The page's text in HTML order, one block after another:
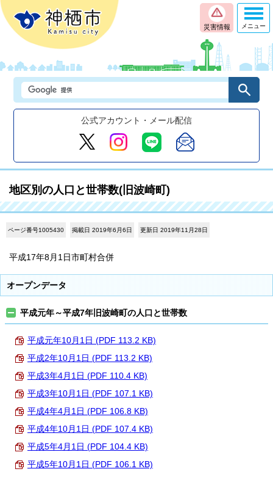
災害情報
公式アカウント・メール配信
メニュー
地区別の人口と世帯数(旧波崎町)
ページ番号1005430 掲載日 2019年6月6日 更新日 2019年11月28日
平成17年8月1日市町村合併
オープンデータ
平成元年～平成7年旧波崎町の人口と世帯数
平成元年10月1日 (PDF 113.2 KB)
平成2年10月1日 (PDF 113.2 KB)
平成3年4月1日 (PDF 110.4 KB)
平成3年10月1日 (PDF 107.1 KB)
平成4年4月1日 (PDF 106.8 KB)
平成4年10月1日 (PDF 107.4 KB)
平成5年4月1日 (PDF 104.4 KB)
平成5年10月1日 (PDF 106.1 KB)